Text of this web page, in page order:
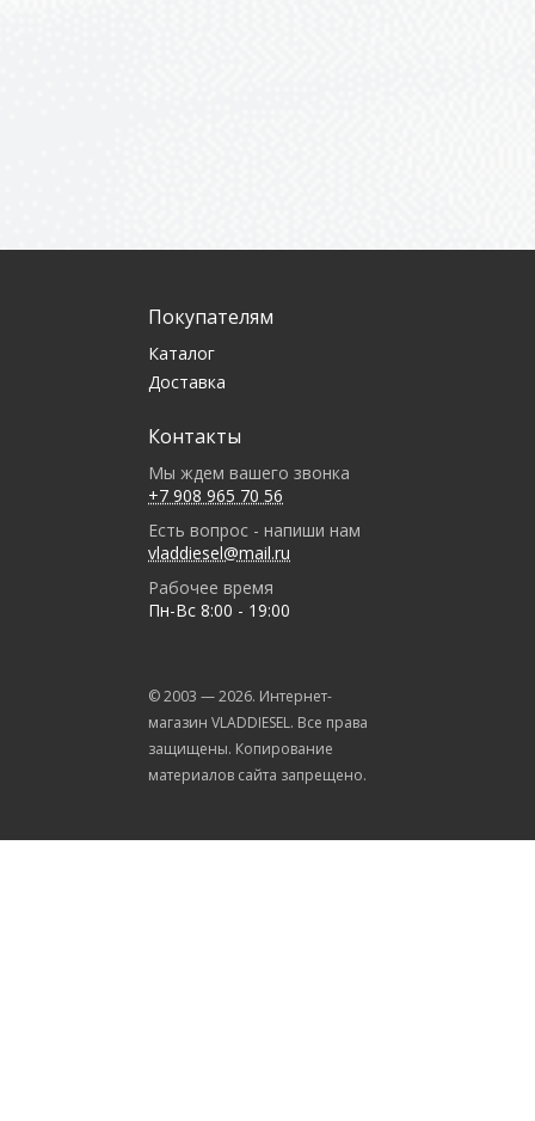
Покупателям
Каталог
Доставка
Контакты
Мы ждем вашего звонка
+7 908 965 70 56
Есть вопрос - напиши нам
vladdiesel@mail.ru
Рабочее время
Пн-Вс 8:00 - 19:00
© 2003 —2026. Интернет-
магазин VLADDIESEL. Все права
защищены. Копирование
материалов сайта запрещено.